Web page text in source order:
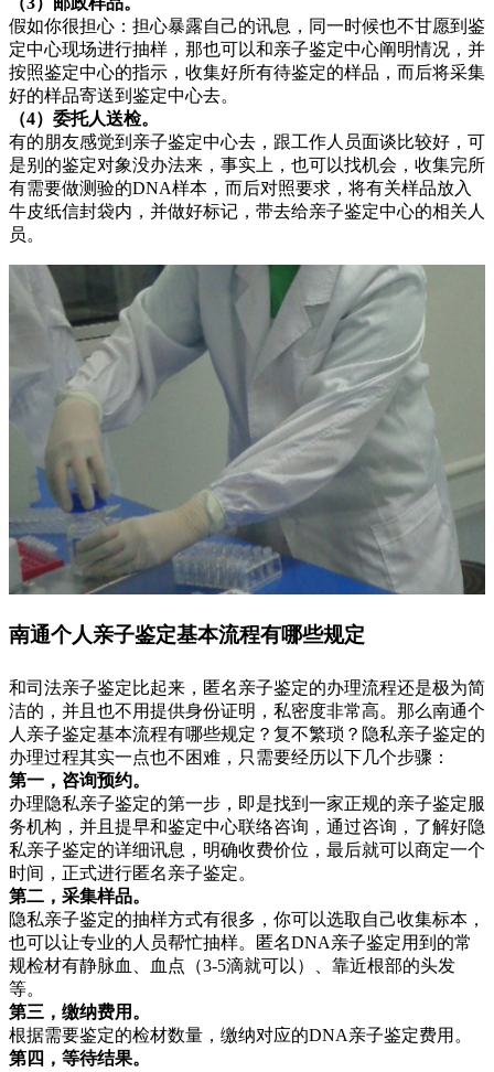
假如你很担心：担心暴露自己的讯息，同一时候也不甘愿到鉴
定中心现场进行抽样，那也可以和亲子鉴定中心阐明情况，并
按照鉴定中心的指示，收集好所有待鉴定的样品，而后将采集
好的样品寄送到鉴定中心去。
（4）委托人送检。
有的朋友感觉到亲子鉴定中心去，跟工作人员面谈比较好，可
是别的鉴定对象没办法来，事实上，也可以找机会，收集完所
有需要做测验的DNA样本，而后对照要求，将有关样品放入
牛皮纸信封袋内，并做好标记，带去给亲子鉴定中心的相关人
员。
南通个人亲子鉴定基本流程有哪些规定
和司法亲子鉴定比起来，匿名亲子鉴定的办理流程还是极为简
洁的，并且也不用提供身份证明，私密度非常高。那么南通个
人亲子鉴定基本流程有哪些规定？复不繁琐？隐私亲子鉴定的
办理过程其实一点也不困难，只需要经历以下几个步骤：
第一，咨询预约。
办理隐私亲子鉴定的第一步，即是找到一家正规的亲子鉴定服
务机构，并且提早和鉴定中心联络咨询，通过咨询，了解好隐
私亲子鉴定的详细讯息，明确收费价位，最后就可以商定一个
时间，正式进行匿名亲子鉴定。
第二，采集样品。
隐私亲子鉴定的抽样方式有很多，你可以选取自己收集标本，
也可以让专业的人员帮忙抽样。匿名DNA亲子鉴定用到的常
规检材有静脉血、血点（3-5滴就可以）、靠近根部的头发
等。
第三，缴纳费用。
根据需要鉴定的检材数量，缴纳对应的DNA亲子鉴定费用。
第四，等待结果。